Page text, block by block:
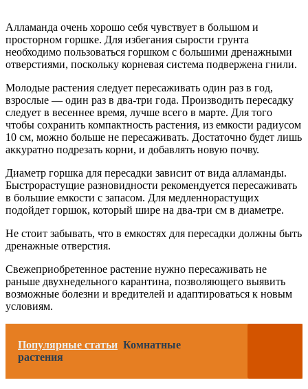
Алламанда очень хорошо себя чувствует в большом и
просторном горшке. Для избегания сырости грунта
необходимо пользоваться горшком с большими дренажными
отверстиями, поскольку корневая система подвержена гнили.
Молодые растения следует пересаживать один раз в год,
взрослые — один раз в два-три года. Производить пересадку
следует в весеннее время, лучше всего в марте. Для того
чтобы сохранить компактность растения, из емкости радиусом
10 см, можно больше не пересаживать. Достаточно будет лишь
аккуратно подрезать корни, и добавлять новую почву.
Диаметр горшка для пересадки зависит от вида алламанды.
Быстрорастущие разновидности рекомендуется пересаживать
в большие емкости с запасом. Для медленнорастущих
подойдет горшок, который шире на два-три см в диаметре.
Не стоит забывать, что в емкостях для пересадки должны быть
дренажные отверстия.
Свежеприобретенное растение нужно пересаживать не
раньше двухнедельного карантина, позволяющего выявить
возможные болезни и вредителей и адаптироваться к новым
условиям.
Популярные статьи Комнатные
растения